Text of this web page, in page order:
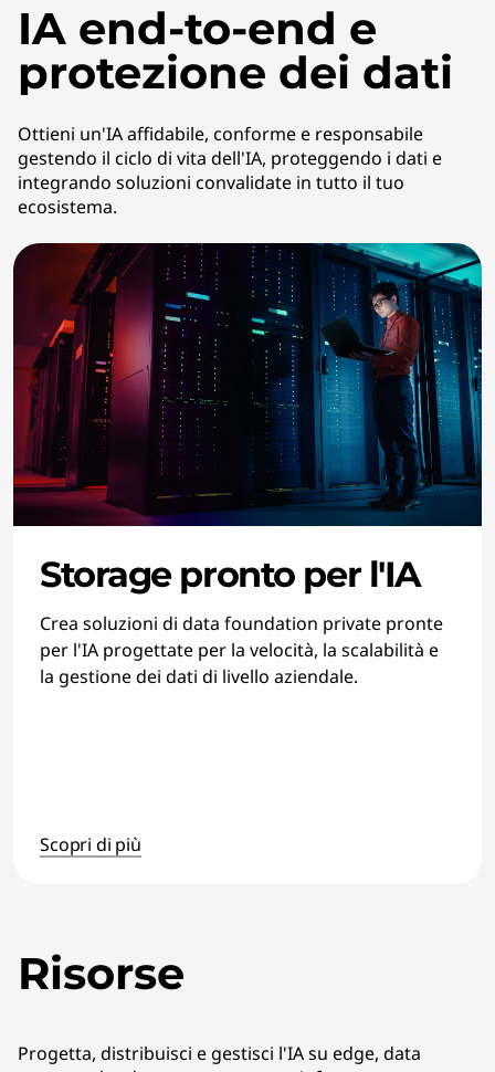
IA end-to-end e
protezione dei dati
Ottieni un'IA affidabile, conforme e responsabile
gestendo il ciclo di vita dell'IA, proteggendo i dati e
integrando soluzioni convalidate in tutto il tuo
ecosistema.
Storage pronto per l'IA
Crea soluzioni di data foundation private pronte
per l'IA progettate per la velocità, la scalabilità e
la gestione dei dati di livello aziendale.
Scopri di più
Risorse
Progetta, distribuisci e gestisci l'IA su edge, data